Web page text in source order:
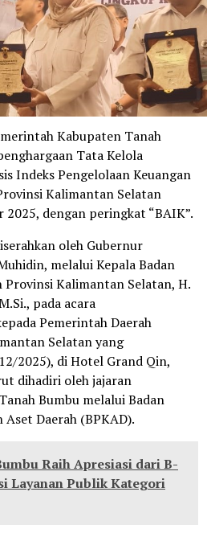
Kabupaten Tanah
Tata Kelola
Indeks Pengelolaan Keuangan
Kalimantan Selatan
2025, dengan peringkat “BAIK”.
oleh Gubernur
melalui Kepala Badan
Provinsi Kalimantan Selatan, H.
pada acara
Pemerintah Daerah
Selatan yang
2025), di Hotel Grand Qin,
dihadiri oleh jajaran
Bumbu melalui Badan
Daerah (BPKAD).
Raih Apresiasi dari B-
Layanan Publik Kategori